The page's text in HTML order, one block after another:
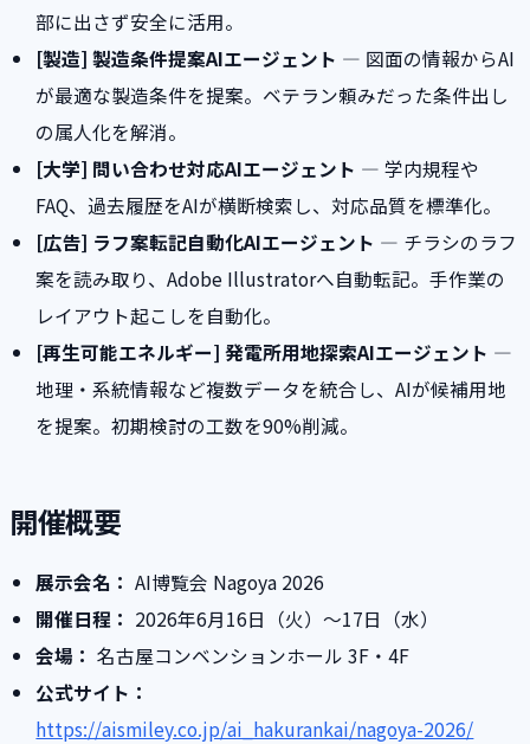
部に出さず安全に活用。
[製造] 製造条件提案AIエージェント — 図面の情報からAI
が最適な製造条件を提案。ベテラン頼みだった条件出し
の属人化を解消。
[大学] 問い合わせ対応AIエージェント — 学内規程や
FAQ、過去履歴をAIが横断検索し、対応品質を標準化。
[広告] ラフ案転記自動化AIエージェント — チラシのラフ
案を読み取り、Adobe Illustratorへ自動転記。手作業の
レイアウト起こしを自動化。
[再生可能エネルギー] 発電所用地探索AIエージェント —
地理・系統情報など複数データを統合し、AIが候補用地
を提案。初期検討の工数を90%削減。
開催概要
展示会名： AI博覧会 Nagoya 2026
開催日程： 2026年6月16日（火）〜17日（水）
会場： 名古屋コンベンションホール 3F・4F
公式サイト：
https://aismiley.co.jp/ai_hakurankai/nagoya-2026/